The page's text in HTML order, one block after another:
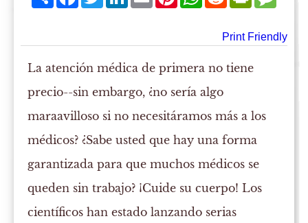
Print Friendly
La atención médica de primera no tiene
precio--sin embargo, ¿no sería algo
maraavilloso si no necesitáramos más a los
médicos? ¿Sabe usted que hay una forma
garantizada para que muchos médicos se
queden sin trabajo? ¡Cuide su cuerpo! Los
científicos han estado lanzando serias